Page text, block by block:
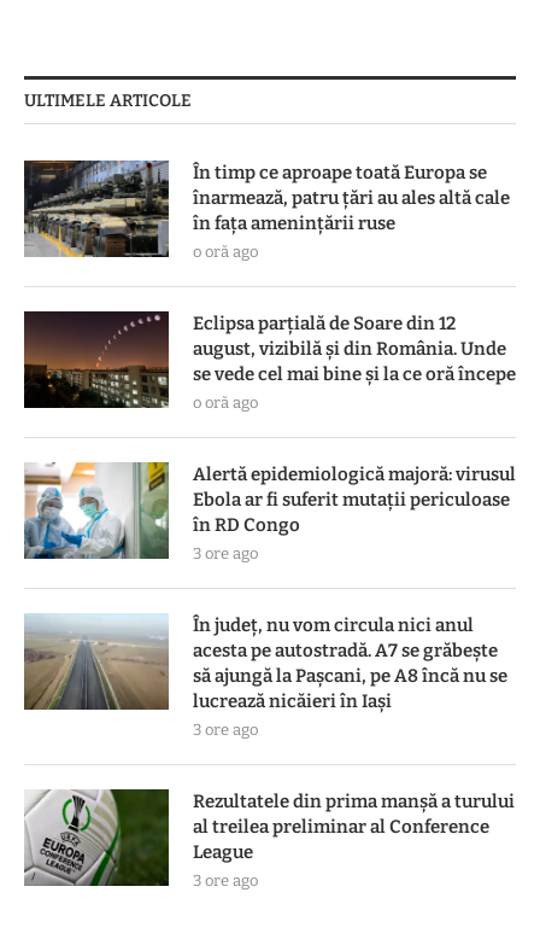
ULTIMELE ARTICOLE
În timp ce aproape toată Europa se
înarmează, patru ţări au ales altă cale
în faţa ameninţării ruse
o oră ago
Eclipsa parțială de Soare din 12
august, vizibilă și din România. Unde
se vede cel mai bine și la ce oră începe
o oră ago
Alertă epidemiologică majoră: virusul
Ebola ar fi suferit mutații periculoase
în RD Congo
3 ore ago
În județ, nu vom circula nici anul
acesta pe autostradă. A7 se grăbește
să ajungă la Pașcani, pe A8 încă nu se
lucrează nicăieri în Iași
3 ore ago
Rezultatele din prima manşă a turului
al treilea preliminar al Conference
League
3 ore ago